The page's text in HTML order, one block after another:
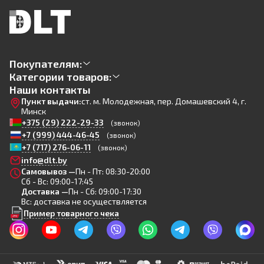
Покупателям:
Категории товаров:
Наши контакты
Пункт выдачи:ст. м. Молодежная, пер. Домашевский 4, г.
Минск
+375 (29) 222-29-33
(звонок)
+7 (999) 444-46-45 (звонок)
+7 (717) 276-06-11 (звонок)
info@dlt.by
Самовывоз —Пн - Пт: 08:30-20:00
Сб - Вс: 09:00-17:45
Доставка —Пн - Сб: 09:00-17:30
Вс: доставка не осуществляется
Пример товарного чека